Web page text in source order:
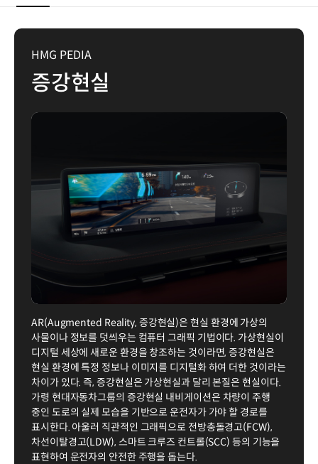
HMG PEDIA
증강현실
AR(Augmented Reality, 증강현실)은 현실 환경에 가상의
사물이나 정보를 덧씌우는 컴퓨터 그래픽 기법이다. 가상현실이
디지털 세상에 새로운 환경을 창조하는 것이라면, 증강현실은
현실 환경에 특정 정보나 이미지를 디지털화 하여 더한 것이라는
차이가 있다. 즉, 증강현실은 가상현실과 달리 본질은 현실이다.
가령 현대자동차그룹의 증강현실 내비게이션은 차량이 주행
중인 도로의 실제 모습을 기반으로 운전자가 가야 할 경로를
표시한다. 아울러 직관적인 그래픽으로 전방충돌경고(FCW),
차선이탈경고(LDW), 스마트 크루즈 컨트롤(SCC) 등의 기능을
표현하여 운전자의 안전한 주행을 돕는다.